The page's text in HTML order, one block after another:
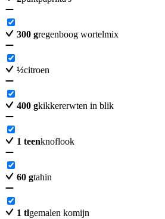
300 gregenboog wortelmix
½citroen
400 gkikkererwten in blik
1 teenknoflook
60 gtahin
1 tlgemalen komijn